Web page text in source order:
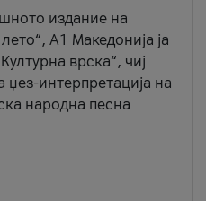
издание на
А1 Македонија ја
врска“, чиј
џез-интерпретација на
народна песна